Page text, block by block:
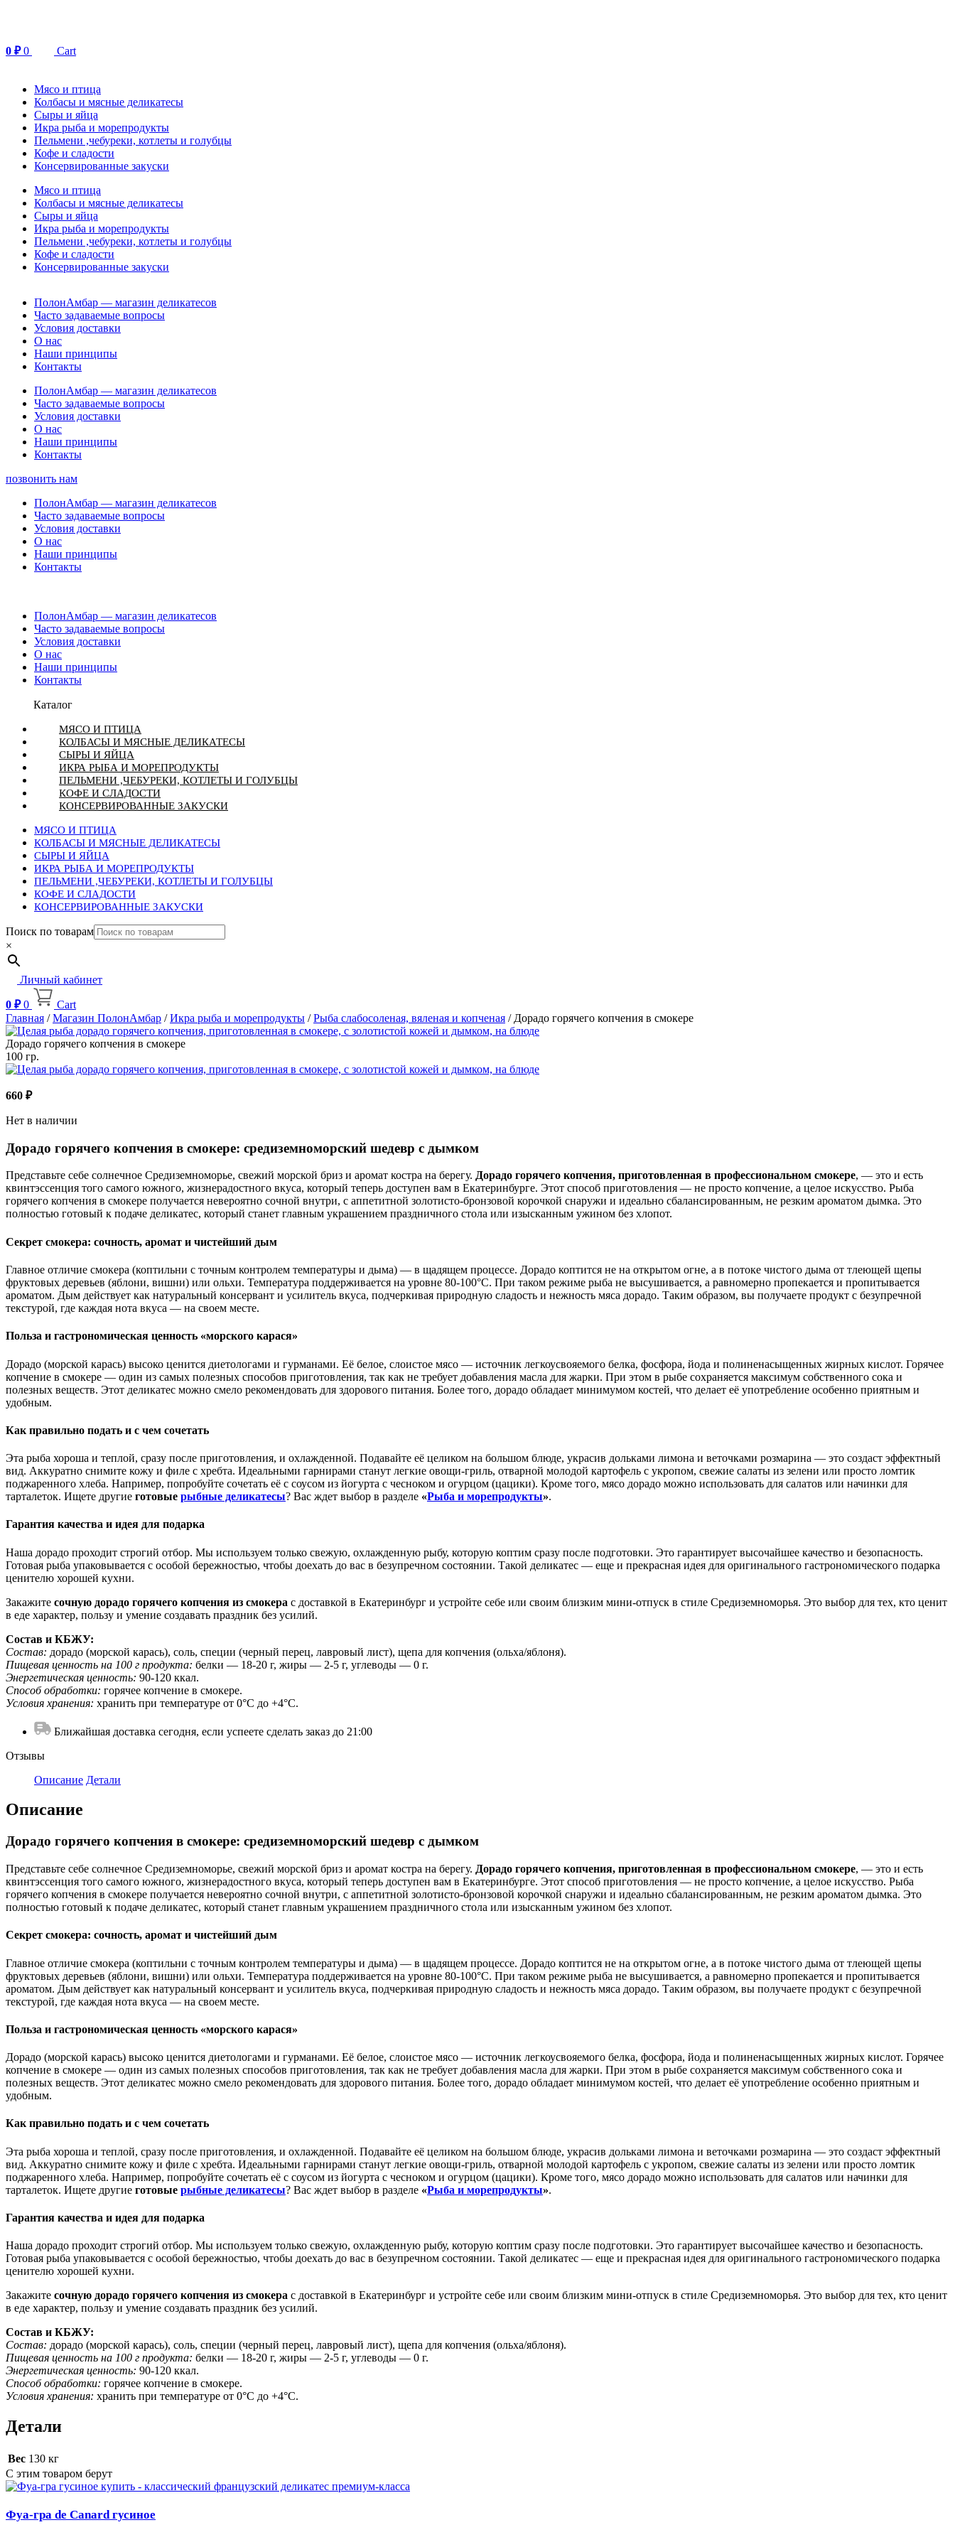
0 ₽ 0 Cart
Мясо и птица
Колбасы и мясные деликатесы
Сыры и яйца
Икра рыба и морепродукты
Пельмени ,чебуреки, котлеты и голубцы
Кофе и сладости
Консервированные закуски
Мясо и птица
Колбасы и мясные деликатесы
Сыры и яйца
Икра рыба и морепродукты
Пельмени ,чебуреки, котлеты и голубцы
Кофе и сладости
Консервированные закуски
ПолонАмбар — магазин деликатесов
Часто задаваемые вопросы
Условия доставки
О нас
Наши принципы
Контакты
ПолонАмбар — магазин деликатесов
Часто задаваемые вопросы
Условия доставки
О нас
Наши принципы
Контакты
позвонить нам
ПолонАмбар — магазин деликатесов
Часто задаваемые вопросы
Условия доставки
О нас
Наши принципы
Контакты
ПолонАмбар — магазин деликатесов
Часто задаваемые вопросы
Условия доставки
О нас
Наши принципы
Контакты
Каталог
МЯСО И ПТИЦА
КОЛБАСЫ И МЯСНЫЕ ДЕЛИКАТЕСЫ
СЫРЫ И ЯЙЦА
ИКРА РЫБА И МОРЕПРОДУКТЫ
ПЕЛЬМЕНИ ,ЧЕБУРЕКИ, КОТЛЕТЫ И ГОЛУБЦЫ
КОФЕ И СЛАДОСТИ
КОНСЕРВИРОВАННЫЕ ЗАКУСКИ
МЯСО И ПТИЦА
КОЛБАСЫ И МЯСНЫЕ ДЕЛИКАТЕСЫ
СЫРЫ И ЯЙЦА
ИКРА РЫБА И МОРЕПРОДУКТЫ
ПЕЛЬМЕНИ ,ЧЕБУРЕКИ, КОТЛЕТЫ И ГОЛУБЦЫ
КОФЕ И СЛАДОСТИ
КОНСЕРВИРОВАННЫЕ ЗАКУСКИ
Поиск по товарам
×
Личный кабинет
0 ₽ 0
Cart
Главная /Магазин ПолонАмбар /Икра рыба и морепродукты /Рыба слабосоленая, вяленая и копченая / Дорадо горячего копчения в смокере
Дорадо горячего копчения в смокере
100 гр.
660 ₽
Нет в наличии
Дорадо горячего копчения в смокере: средиземноморский шедевр с дымком
Представьте себе солнечное Средиземноморье, свежий морской бриз и аромат костра на берегу. Дорадо горячего копчения, приготовленная в профессиональном смокере, — это и есть
квинтэссенция того самого южного, жизнерадостного вкуса, который теперь доступен вам в Екатеринбурге. Этот способ приготовления — не просто копчение, а целое искусство. Рыба
горячего копчения в смокере получается невероятно сочной внутри, с аппетитной золотисто-бронзовой корочкой снаружи и идеально сбалансированным, не резким ароматом дымка. Это
полностью готовый к подаче деликатес, который станет главным украшением праздничного стола или изысканным ужином без хлопот.
Секрет смокера: сочность, аромат и чистейший дым
Главное отличие смокера (коптильни с точным контролем температуры и дыма) — в щадящем процессе. Дорадо коптится не на открытом огне, а в потоке чистого дыма от тлеющей щепы
фруктовых деревьев (яблони, вишни) или ольхи. Температура поддерживается на уровне 80-100°C. При таком режиме рыба не высушивается, а равномерно пропекается и пропитывается
ароматом. Дым действует как натуральный консервант и усилитель вкуса, подчеркивая природную сладость и нежность мяса дорадо. Таким образом, вы получаете продукт с безупречной
текстурой, где каждая нота вкуса — на своем месте.
Польза и гастрономическая ценность «морского карася»
Дорадо (морской карась) высоко ценится диетологами и гурманами. Её белое, слоистое мясо — источник легкоусвояемого белка, фосфора, йода и полиненасыщенных жирных кислот. Горячее
копчение в смокере — один из самых полезных способов приготовления, так как не требует добавления масла для жарки. При этом в рыбе сохраняется максимум собственного сока и
полезных веществ. Этот деликатес можно смело рекомендовать для здорового питания. Более того, дорадо обладает минимумом костей, что делает её употребление особенно приятным и
удобным.
Как правильно подать и с чем сочетать
Эта рыба хороша и теплой, сразу после приготовления, и охлажденной. Подавайте её целиком на большом блюде, украсив дольками лимона и веточками розмарина — это создаст эффектный
вид. Аккуратно снимите кожу и филе с хребта. Идеальными гарнирами станут легкие овощи-гриль, отварной молодой картофель с укропом, свежие салаты из зелени или просто ломтик
поджаренного хлеба. Например, попробуйте сочетать её с соусом из йогурта с чесноком и огурцом (цацики). Кроме того, мясо дорадо можно использовать для салатов или начинки для
тарталеток. Ищете другие готовые рыбные деликатесы? Вас ждет выбор в разделе «Рыба и морепродукты».
Гарантия качества и идея для подарка
Наша дорадо проходит строгий отбор. Мы используем только свежую, охлажденную рыбу, которую коптим сразу после подготовки. Это гарантирует высочайшее качество и безопасность.
Готовая рыба упаковывается с особой бережностью, чтобы доехать до вас в безупречном состоянии. Такой деликатес — еще и прекрасная идея для оригинального гастрономического подарка
ценителю хорошей кухни.
Закажите сочную дорадо горячего копчения из смокера с доставкой в Екатеринбург и устройте себе или своим близким мини-отпуск в стиле Средиземноморья. Это выбор для тех, кто ценит
в еде характер, пользу и умение создавать праздник без усилий.
Состав и КБЖУ:
Состав: дорадо (морской карась), соль, специи (черный перец, лавровый лист), щепа для копчения (ольха/яблоня).
Пищевая ценность на 100 г продукта: белки — 18-20 г, жиры — 2-5 г, углеводы — 0 г.
Энергетическая ценность: 90-120 ккал.
Способ обработки: горячее копчение в смокере.
Условия хранения: хранить при температуре от 0°C до +4°C.
Ближайшая доставка сегодня, если успеете сделать заказ до 21:00
Отзывы
Описание Детали
Описание
Дорадо горячего копчения в смокере: средиземноморский шедевр с дымком
Представьте себе солнечное Средиземноморье, свежий морской бриз и аромат костра на берегу. Дорадо горячего копчения, приготовленная в профессиональном смокере, — это и есть
квинтэссенция того самого южного, жизнерадостного вкуса, который теперь доступен вам в Екатеринбурге. Этот способ приготовления — не просто копчение, а целое искусство. Рыба
горячего копчения в смокере получается невероятно сочной внутри, с аппетитной золотисто-бронзовой корочкой снаружи и идеально сбалансированным, не резким ароматом дымка. Это
полностью готовый к подаче деликатес, который станет главным украшением праздничного стола или изысканным ужином без хлопот.
Секрет смокера: сочность, аромат и чистейший дым
Главное отличие смокера (коптильни с точным контролем температуры и дыма) — в щадящем процессе. Дорадо коптится не на открытом огне, а в потоке чистого дыма от тлеющей щепы
фруктовых деревьев (яблони, вишни) или ольхи. Температура поддерживается на уровне 80-100°C. При таком режиме рыба не высушивается, а равномерно пропекается и пропитывается
ароматом. Дым действует как натуральный консервант и усилитель вкуса, подчеркивая природную сладость и нежность мяса дорадо. Таким образом, вы получаете продукт с безупречной
текстурой, где каждая нота вкуса — на своем месте.
Польза и гастрономическая ценность «морского карася»
Дорадо (морской карась) высоко ценится диетологами и гурманами. Её белое, слоистое мясо — источник легкоусвояемого белка, фосфора, йода и полиненасыщенных жирных кислот. Горячее
копчение в смокере — один из самых полезных способов приготовления, так как не требует добавления масла для жарки. При этом в рыбе сохраняется максимум собственного сока и
полезных веществ. Этот деликатес можно смело рекомендовать для здорового питания. Более того, дорадо обладает минимумом костей, что делает её употребление особенно приятным и
удобным.
Как правильно подать и с чем сочетать
Эта рыба хороша и теплой, сразу после приготовления, и охлажденной. Подавайте её целиком на большом блюде, украсив дольками лимона и веточками розмарина — это создаст эффектный
вид. Аккуратно снимите кожу и филе с хребта. Идеальными гарнирами станут легкие овощи-гриль, отварной молодой картофель с укропом, свежие салаты из зелени или просто ломтик
поджаренного хлеба. Например, попробуйте сочетать её с соусом из йогурта с чесноком и огурцом (цацики). Кроме того, мясо дорадо можно использовать для салатов или начинки для
тарталеток. Ищете другие готовые рыбные деликатесы? Вас ждет выбор в разделе «Рыба и морепродукты».
Гарантия качества и идея для подарка
Наша дорадо проходит строгий отбор. Мы используем только свежую, охлажденную рыбу, которую коптим сразу после подготовки. Это гарантирует высочайшее качество и безопасность.
Готовая рыба упаковывается с особой бережностью, чтобы доехать до вас в безупречном состоянии. Такой деликатес — еще и прекрасная идея для оригинального гастрономического подарка
ценителю хорошей кухни.
Закажите сочную дорадо горячего копчения из смокера с доставкой в Екатеринбург и устройте себе или своим близким мини-отпуск в стиле Средиземноморья. Это выбор для тех, кто ценит
в еде характер, пользу и умение создавать праздник без усилий.
Состав и КБЖУ:
Состав: дорадо (морской карась), соль, специи (черный перец, лавровый лист), щепа для копчения (ольха/яблоня).
Пищевая ценность на 100 г продукта: белки — 18-20 г, жиры — 2-5 г, углеводы — 0 г.
Энергетическая ценность: 90-120 ккал.
Способ обработки: горячее копчение в смокере.
Условия хранения: хранить при температуре от 0°C до +4°C.
Детали
Вес 130 кг
С этим товаром берут
Фуа-гра de Canard гусиное